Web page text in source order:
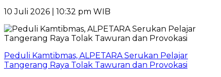
10 Juli 2026 | 10:32 pm WIB
Peduli Kamtibmas, ALPETARA Serukan Pelajar
Tangerang Raya Tolak Tawuran dan Provokasi